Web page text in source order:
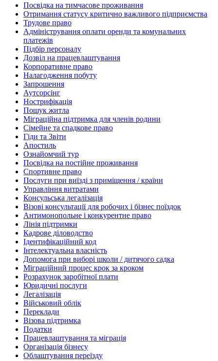
Посвідка на тимчасове проживання
Отримання статусу критично важливого підприємства
Трудове право
Адміністрування оплати оренди та комунальних
платежів
Підбір персоналу
Дозвіл на працевлаштування
Корпоративне право
Налагодження побуту
Запрошення
Аутсорсінг
Нострифікація
Пошук житла
Міграційна підтримка для членів родини
Сімейне та спадкове право
Гіди та Звіти
Апостиль
Ознайомчий тур
Посвідка на постійне проживання
Спортивне право
Послуги при виїзді з приміщення / країни
Управління витратами
Консульська легалізація
Візові консультації для робочих і бізнес поїздок
Антимонопольне і конкурентне право
Лінія підтримки
Кадрове діловодство
Ідентифікаційний код
Інтелектуальна власність
Допомога при виборі школи / дитячого садка
Міграційний процес крок за кроком
Розрахунок заробітної плати
Юридичні послуги
Легалізація
Військовий облік
Переклади
Візова підтримка
Податки
Працевлаштування та міграція
Організація бізнесу
Облаштування переїзду